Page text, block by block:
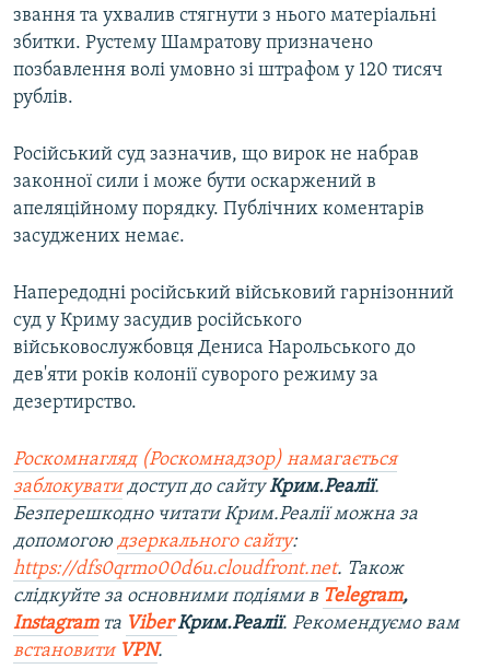
звання та ухвалив стягнути з нього матеріальні
збитки. Рустему Шамратову призначено
позбавлення волі умовно зі штрафом у 120 тисяч
рублів.
Російський суд зазначив, що вирок не набрав
законної сили і може бути оскаржений в
апеляційному порядку. Публічних коментарів
засуджених немає.
Напередодні російський військовий гарнізонний
суд у Криму засудив російського
військовослужбовця Дениса Нарольського до
дев'яти років колонії суворого режиму за
дезертирство.
Роскомнагляд (Роскомнадзор) намагається
заблокуватидоступ до сайтуКрим.Реалії.
Безперешкодно читати Крим.Реалії можна за
допомогою дзеркального сайту:
https://dfs0qrmo00d6u.cloudfront.net. Також
слідкуйте за основними подіями в Telegram,
Instagramта ViberКрим.Реалії. Рекомендуємо вам
встановити VPN.